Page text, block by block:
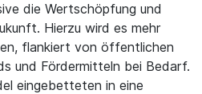
die Wertschöpfung und
Hierzu wird es mehr
flankiert von öffentlichen
und Fördermitteln bei Bedarf.
eingebetteten in eine